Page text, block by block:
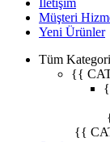
İletişim
Müşteri
Yeni Ürünler
Tüm
{{
{{